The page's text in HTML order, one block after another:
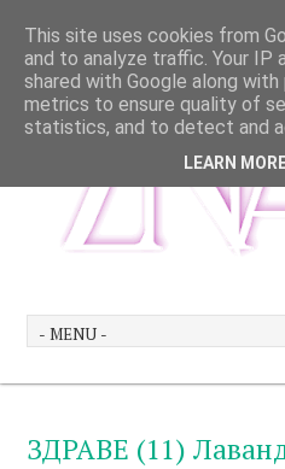
ЗДРАВЕ (11)
This site uses cookies from
and to analyze traffic. Your IP
shared with Google along
metrics to ensure quality of
statistics, and to detect and
LEARN